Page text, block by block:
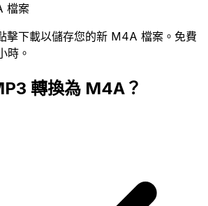
檔案
擊下載以儲存您的新 M4A 檔案。免費
時。
轉換為 M4A？